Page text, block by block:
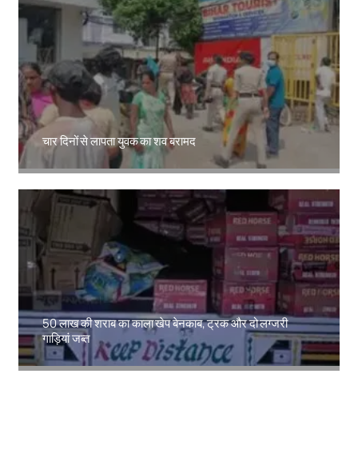
चार दिनों से लापता युवक का शव बरामद
50 लाख की शराब का काला खेप बेनकाब, ट्रक और दो लग्जरी
गाड़ियां जब्त
Amit Lekh